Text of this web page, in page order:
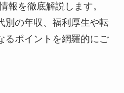
報を徹底解説します。
別の年収、福利厚生や転
るポイントを網羅的にご